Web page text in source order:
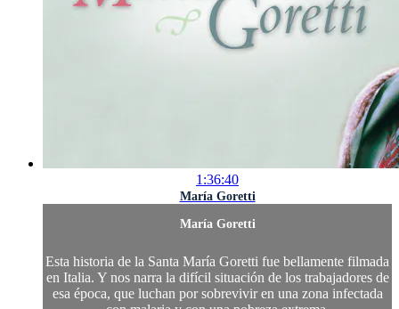
1:36:40
María Goretti
María Goretti
Esta historia de la Santa María Goretti fue bellamente filmada
en Italia. Y nos narra la difícil situación de los trabajadores de
esa época, que luchan por sobrevivir en una zona infectada